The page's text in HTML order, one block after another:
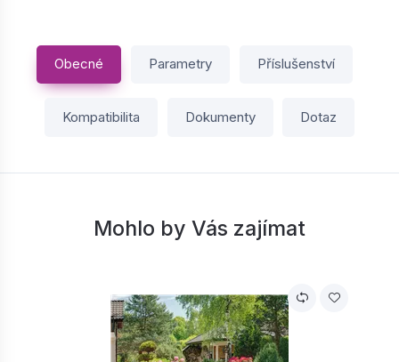
SEMMELROCK ZTRACENÉ BEDNĚNÍ / zdicí
systém 50x30x25 cm - ZB 30 - šedá |
dodání do cca 6 týdnů
systém 50x40x25 cm - ZB 40 - šedá |
64860054
dodání do cca 6 týdnů
Obecné Parametry Příslušenství
Kompatibilita Dokumenty Dotaz
Mohlo by Vás zajímat